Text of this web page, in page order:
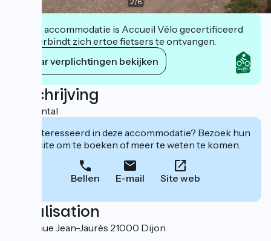
Deze accommodatie is Accueil Vélo gecertificeerd
en verbindt zich ertoe fietsers te ontvangen.
Haar verplichtingen bekijken
Beschrijving
Bike rental
Geïnteresseerd in deze accommodatie? Bezoek hun
website om te boeken of meer te weten te komen.
Bellen E-mail Site web
Localisation
13, avenue Jean-Jaurès 21000 Dijon